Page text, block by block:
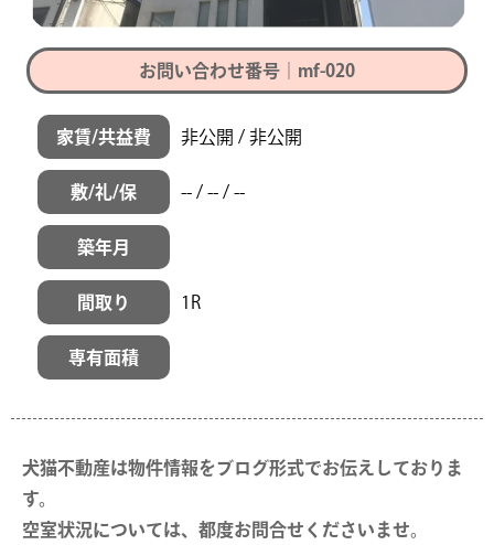
お問い合わせ番号｜mf-020
家賃/共益費 非公開 / 非公開
敷/礼/保 -- / -- / --
築年月
間取り 1R
専有面積
犬猫不動産は物件情報をブログ形式でお伝えしておりま
す。
空室状況については、都度お問合せくださいませ。